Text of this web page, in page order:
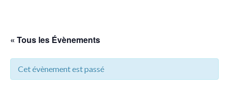
« Tous les Évènements
Cet évènement est passé